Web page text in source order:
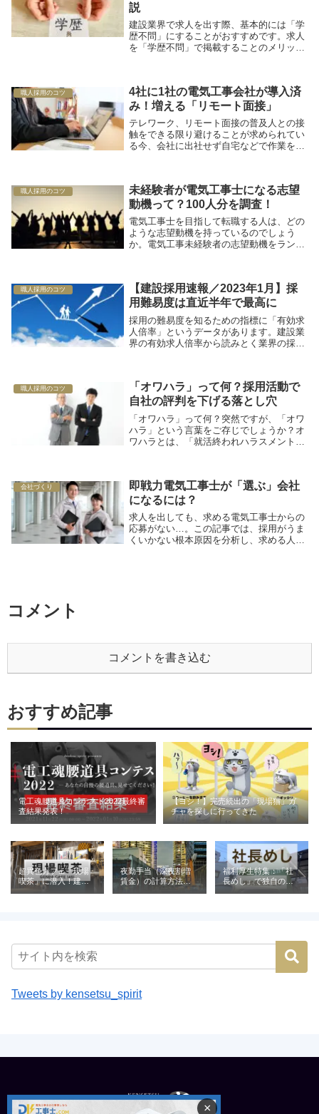
説
建設業界で求人を出す際、基本的には「学
歴不問」にすることがおすすめです。求人
を「学歴不問」で掲載することのメリット
職人採用のコツ
4社に1社の電気工事会社が導入済
み！増える「リモート面接」
テレワーク、リモート面接の普及人との接
触をできる限り避けることが求められてい
る今、会社に出社せず自宅などで作業を行
面接」。こち...
職人採用のコツ
未経験者が電気工事士になる志望
動機って？100人分を調査！
電気工事士を目指して転職する人は、どの
ような志望動機を持っているのでしょう
か。電気工事未経験者の志望動機をランキ
職人採用のコツ
【建設採用速報／2023年1月】採
用難易度は直近半年で最高に
採用の難易度を知るための指標に「有効求
人倍率」というデータがあります。建設業
界の有効求人倍率から読みとく業界の採用
職人採用のコツ
「オワハラ」って何？採用活動で
自社の評判を下げる落とし穴
「オワハラ」って何？突然ですが、「オワ
ハラ」という言葉をご存じでしょうか？オ
ワハラとは、「就活終われハラスメント」
はこの「オワ...
会社づくり
即戦力電気工事士が「選ぶ」会社
になるには？
求人を出しても、求める電気工事士からの
応募がない…。この記事では、採用がうま
くいかない根本原因を分析し、求める人材
コメント
コメントを書き込む
おすすめ記事
電工魂腰道具コンテスト2022最終審
査結果発表！
【ヨシ！】完売続出の「現場猫」ガ
チャを探しに行ってきた
超異色カフェ「現場
喫茶」に潜入！建設
業が営む喫茶の意外
夜勤手当（深夜割増
賃金）の計算方法と
福利厚生特集：「社
長めし」で独自の魅
力を発信（株式会社
Tweets by kensetsu_spirit
×